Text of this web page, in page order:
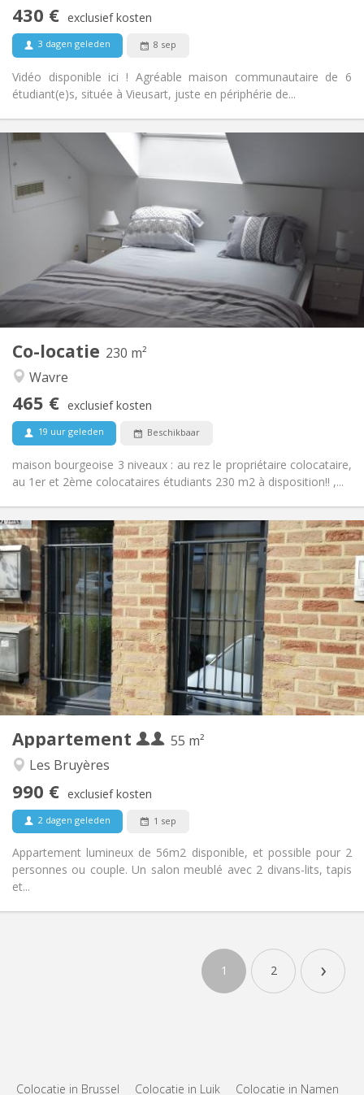
430 € exclusief kosten
3 dagen geleden 8 sep
Vidéo disponible ici ! Agréable maison communautaire de 6
étudiant(e)s, située à Vieusart, juste en périphérie de...
Co-locatie 230 m²
Wavre
465 € exclusief kosten
19 uur geleden Beschikbaar
maison bourgeoise 3 niveaux : au rez le propriétaire colocataire,
au 1er et 2ème colocataires étudiants 230 m2 à disposition!! ,...
Praktische Informatie
Kosten:
75 €
Domiciliëring:
Met voorwaarden
Inrichting
Badkamer:
Privaat
Gemeenschappelijk
Oppervlakte:
230 m
2
Private kamers:
7
Hartelijk, gemeenschappelijk, rustig, ernstig
Appartement
55 m²
Les Bruyères
990 € exclusief kosten
2 dagen geleden 1 sep
Appartement lumineux de 56m2 disponible, et possible pour 2
personnes ou couple. Un salon meublé avec 2 divans-lits, tapis
et...
Praktische Informatie
Huur:
990 € (495 €/pers.)
Kosten:
260 € (130 €/pers.)
Duur:
12 maanden, 5-6 maanden
Domiciliëring:
Nee
Inrichting
Badkamer:
Privaat
Keuken:
Privé (aparte kamer)
Oppervlakte:
55 m
2
Private kamers:
4
1 2 ›
Colocatie in Brussel Colocatie in Luik Colocatie in Namen